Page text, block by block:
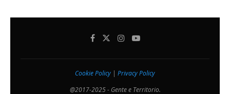
Cookie Policy | Privacy Policy
@2017-2025 - Gente e Territorio.